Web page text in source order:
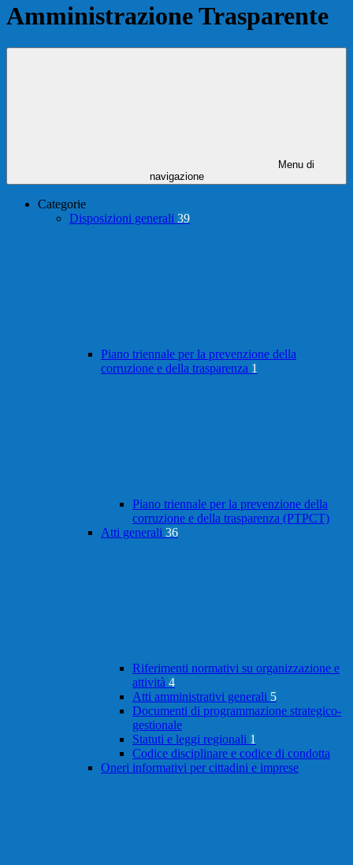
Amministrazione Trasparente
Menu di
navigazione
Categorie
Disposizioni generali 39
Piano triennale per la prevenzione della
corruzione e della trasparenza 1
Piano triennale per la prevenzione della
corruzione e della trasparenza (PTPCT)
Atti generali 36
Riferimenti normativi su organizzazione e
attività 4
Atti amministrativi generali 5
Documenti di programmazione strategico-
gestionale
Statuti e leggi regionali 1
Codice disciplinare e codice di condotta
Oneri informativi per cittadini e imprese